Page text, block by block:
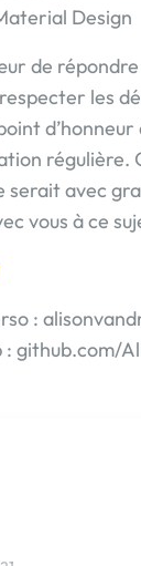
Design
de répondre
les
régulière.
serait avec
vous à ce
:
github.com/